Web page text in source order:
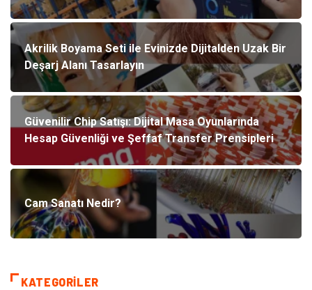
Akrilik Boyama Seti ile Evinizde Dijitalden Uzak Bir
Deşarj Alanı Tasarlayın
Güvenilir Chip Satışı: Dijital Masa Oyunlarında
Hesap Güvenliği ve Şeffaf Transfer Prensipleri
Cam Sanatı Nedir?
KATEGORILER